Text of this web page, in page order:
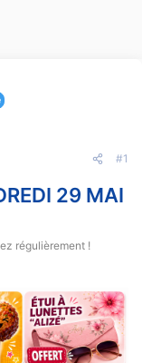
#1
29 MAI
régulièrement !